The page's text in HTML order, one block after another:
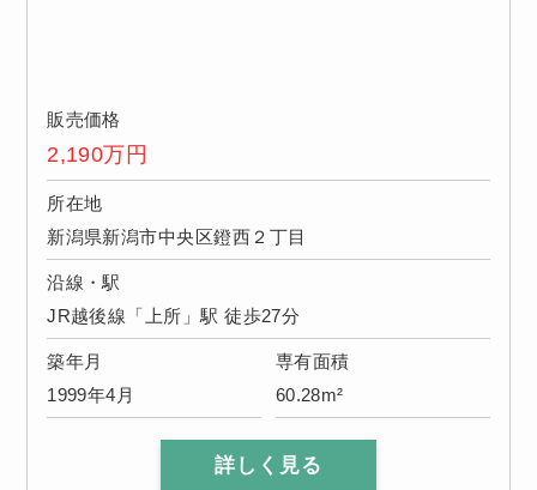
販売価格
2,190万円
所在地
新潟県新潟市中央区鐙西２丁目
沿線・駅
JR越後線「上所」駅 徒歩27分
築年月
1999年4月
専有面積
60.28m²
詳しく見る